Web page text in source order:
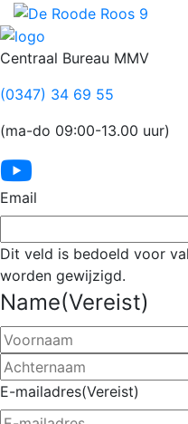
Footer
Centraal Bureau MMV
(0347) 34 69 55
(ma-do 09:00-13.00 uur)
Email
Dit veld is bedoeld voor
worden gewijzigd.
Name(Vereist)
E-mailadres(Vereist)